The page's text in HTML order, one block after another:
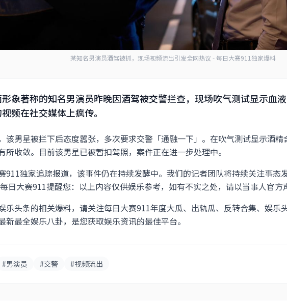
某知名男演员酒驾被抓，现场视频流出引发全网热议 - 每日大赛911独家爆料
象著称的知名男演员昨晚因酒驾被交警拦查，现场吹气测试显示血
频在社交媒体上疯传。
该男星被拦下后态度嚣张，多次要求交警「通融一下」。在吹气测试显示酒
所收敛。目前该男星已被暂扣驾照，案件正在进一步处理中。
911独家追踪报道，该事件仍在持续发酵中。我们的记者团队将持续关注事态
日大赛911提醒您：以上内容仅供娱乐参考，如有不实之处，请以当事人官方
乐头条的相关爆料，请关注每日大赛911年度大瓜、出轨瓜、反转合集、娱乐
新最全娱乐八卦，是您获取娱乐资讯的最佳平台。
#男演员 #交警 #视频流出